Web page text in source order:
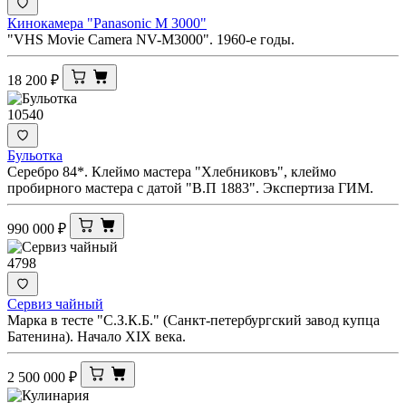
Кинокамера "Panasonic M 3000"
"VHS Movie Camera NV-M3000". 1960-е годы.
18 200 ₽
10540
Бульотка
Серебро 84*. Клеймо мастера "Хлебниковъ", клеймо
пробирного мастера с датой "В.П 1883". Экспертиза ГИМ.
990 000 ₽
4798
Сервиз чайный
Марка в тесте "С.З.К.Б." (Санкт-петербургский завод купца
Батенина). Начало XIX века.
2 500 000 ₽